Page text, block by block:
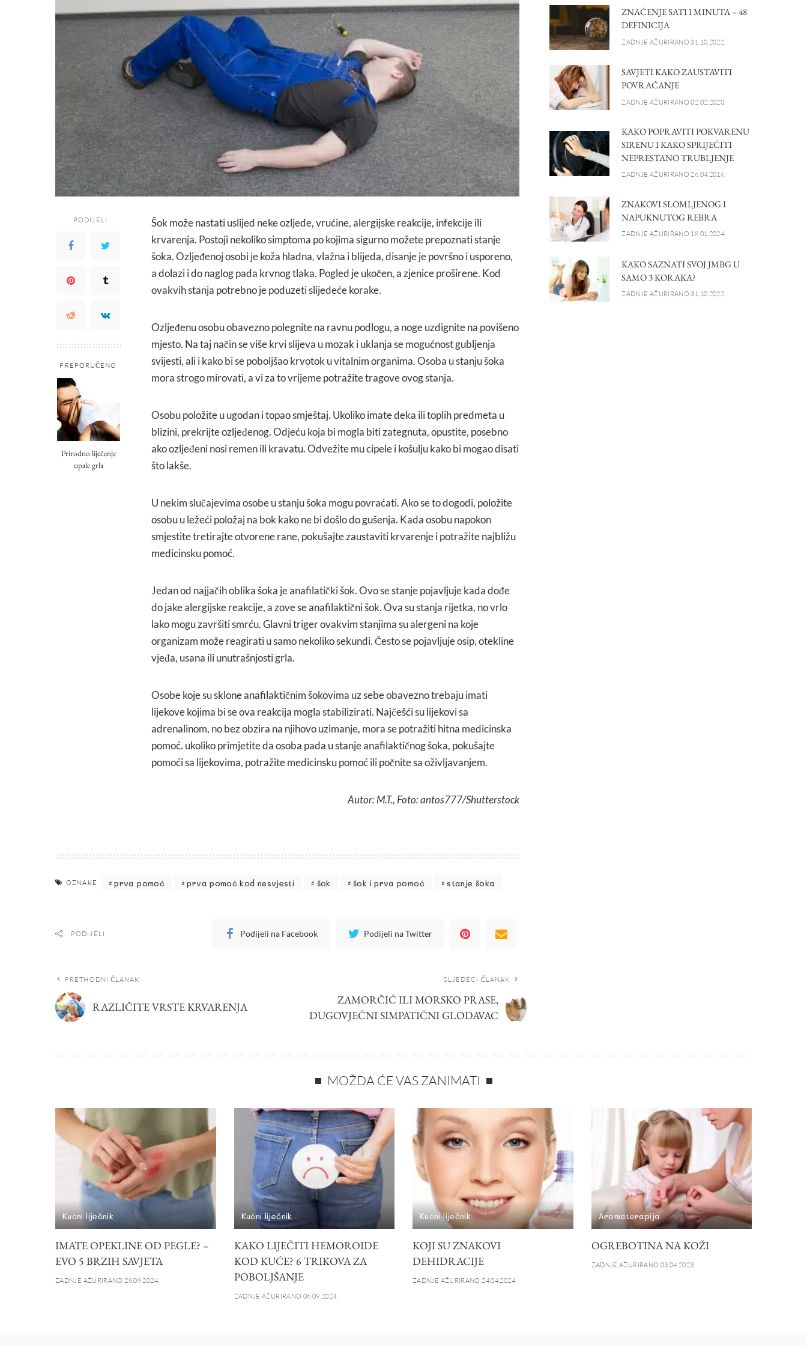
PODIJELI
PREPORUČENO
Prirodno liječenje
upale grla
Šok može nastati uslijed neke ozljede, vrućine, alergijske reakcije, infekcije ili
krvarenja. Postoji nekoliko simptoma po kojima sigurno možete prepoznati stanje
šoka. Ozljeđenoj osobi je koža hladna, vlažna i blijeda, disanje je površno i usporeno,
a dolazi i do naglog pada krvnog tlaka. Pogled je ukočen, a zjenice proširene. Kod
ovakvih stanja potrebno je poduzeti slijedeće korake.
Ozljeđenu osobu obavezno polegnite na ravnu podlogu, a noge uzdignite na povišeno
mjesto. Na taj način se više krvi slijeva u mozak i uklanja se mogućnost gubljenja
svijesti, ali i kako bi se poboljšao krvotok u vitalnim organima. Osoba u stanju šoka
mora strogo mirovati, a vi za to vrijeme potražite tragove ovog stanja.
Osobu položite u ugodan i topao smještaj. Ukoliko imate deka ili toplih predmeta u
blizini, prekrijte ozljeđenog. Odjeću koja bi mogla biti zategnuta, opustite, posebno
ako ozljeđeni nosi remen ili kravatu. Odvežite mu cipele i košulju kako bi mogao disati
što lakše.
U nekim slučajevima osobe u stanju šoka mogu povraćati. Ako se to dogodi, položite
osobu u ležeći položaj na bok kako ne bi došlo do gušenja. Kada osobu napokon
smjestite tretirajte otvorene rane, pokušajte zaustaviti krvarenje i potražite najbližu
medicinsku pomoć.
Jedan od najjačih oblika šoka je anafilatički šok. Ovo se stanje pojavljuje kada dođe
do jake alergijske reakcije, a zove se anafilaktični šok. Ova su stanja rijetka, no vrlo
lako mogu završiti smrću. Glavni triger ovakvim stanjima su alergeni na koje
organizam može reagirati u samo nekoliko sekundi. Često se pojavljuje osip, otekline
vjeđa, usana ili unutrašnjosti grla.
Osobe koje su sklone anafilaktičnim šokovima uz sebe obavezno trebaju imati
lijekove kojima bi se ova reakcija mogla stabilizirati. Najčešći su lijekovi sa
adrenalinom, no bez obzira na njihovo uzimanje, mora se potražiti hitna medicinska
pomoć. ukoliko primjetite da osoba pada u stanje anafilaktičnog šoka, pokušajte
pomoći sa lijekovima, potražite medicinsku pomoć ili počnite sa oživljavanjem.
Autor: M.T., Foto: antos777/Shutterstock
OZNAKE prva pomoć prva pomoć kod nesvjesti šok šok i prva pomoć stanje šoka
PODIJELI Podijeli na Facebook Podijeli na Twitter
PRETHODNI ČLANAK
RAZLIČITE VRSTE KRVARENJA
SLJEDEĆI ČLANAK
ZAMORČIĆ ILI MORSKO PRASE,
DUGOVJEČNI SIMPATIČNI GLODAVAC
ZNAČENJE SATI I MINUTA – 48
DEFINICIJA
ZADNJE AŽURIRANO 31.10.2022.
SAVJETI KAKO ZAUSTAVITI
POVRAĆANJE
ZADNJE AŽURIRANO 02.02.2020.
KAKO POPRAVITI POKVARENU
SIRENU I KAKO SPRIJEČITI
NEPRESTANO TRUBLJENJE
ZADNJE AŽURIRANO 26.04.2016.
ZNAKOVI SLOMLJENOG I
NAPUKNUTOG REBRA
ZADNJE AŽURIRANO 18.01.2024.
KAKO SAZNATI SVOJ JMBG U
SAMO 3 KORAKA?
ZADNJE AŽURIRANO 31.10.2022.
MOŽDA ĆE VAS ZANIMATI
Kućni liječnik
IMATE OPEKLINE OD PEGLE? –
EVO 5 BRZIH SAVJETA
ZADNJE AŽURIRANO 28.09.2024.
Kućni liječnik
KAKO LIJEČITI HEMOROIDE
KOD KUĆE? 6 TRIKOVA ZA
POBOLJŠANJE
ZADNJE AŽURIRANO 06.09.2024.
Kućni liječnik
KOJI SU ZNAKOVI
DEHIDRACIJE
ZADNJE AŽURIRANO 24.04.2024.
Aromaterapija
OGREBOTINA NA KOŽI
ZADNJE AŽURIRANO 03.04.2023.